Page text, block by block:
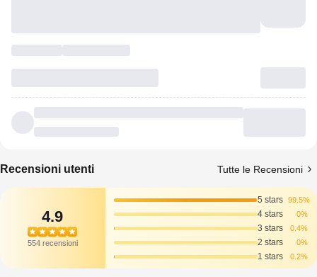
Recensioni utenti Tutte le Recensioni
4.9
554 recensioni
5 stars 99.5%
4 stars 0%
3 stars 0.4%
2 stars 0%
1 stars 0.2%